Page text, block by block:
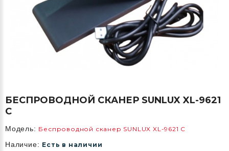
БЕСПРОВОДНОЙ СКАНЕР SUNLUX XL-9621
C
Модель: Беспроводной сканер SUNLUX XL-9621 C
Наличие: Есть в наличии